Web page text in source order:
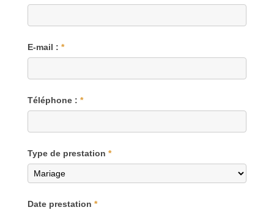
E-mail : *
Téléphone : *
Type de prestation *
Date prestation *